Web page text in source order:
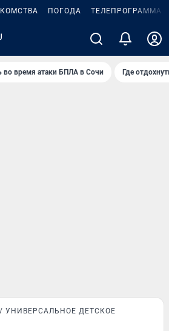
ПОГОДА ТЕЛЕПРОГРАММА
во время атаки БПЛА в Сочи Где
УНИВЕРСАЛЬНОЕ ДЕТСКОЕ